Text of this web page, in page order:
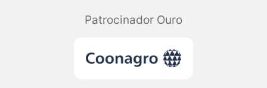
Patrocinador Ouro